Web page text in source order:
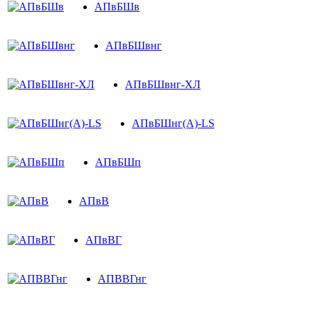
АПвБШв
АПвБШвнг
АПвБШвнг-ХЛ
АПвБШнг(А)-LS
АПвБШп
АПвВ
АПвВГ
АПВВГнг